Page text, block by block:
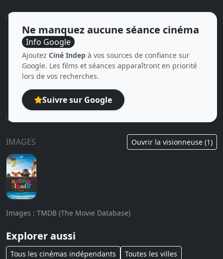
Ne manquez aucune séance cinéma
Info Google
Ajoutez Ciné Indep à vos sources de confiance sur
Google. Les films et séances apparaîtront en priorité
lors de vos recherches.
Suivre sur Google
IMAGES Ouvrir la visionneuse (1)
Images : TMDB (The Movie Database)
Explorer aussi
Tous les cinémas indépendants Toutes les villes